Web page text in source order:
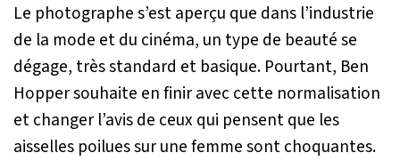
Le photographe s’est aperçu que dans l’industrie
de la mode et du cinéma, un type de beauté se
dégage, très standard et basique. Pourtant, Ben
Hopper souhaite en finir avec cette normalisation
et changer l’avis de ceux qui pensent que les
aisselles poilues sur une femme sont choquantes.